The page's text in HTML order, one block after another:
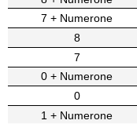
7 + Numerone
8
7
0 + Numerone
0
1 + Numerone